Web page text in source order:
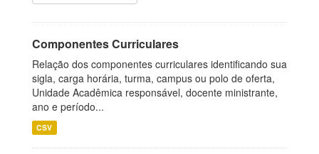
Componentes Curriculares
Relação dos componentes curriculares identificando sua
sigla, carga horária, turma, campus ou polo de oferta,
Unidade Acadêmica responsável, docente ministrante,
ano e período...
CSV